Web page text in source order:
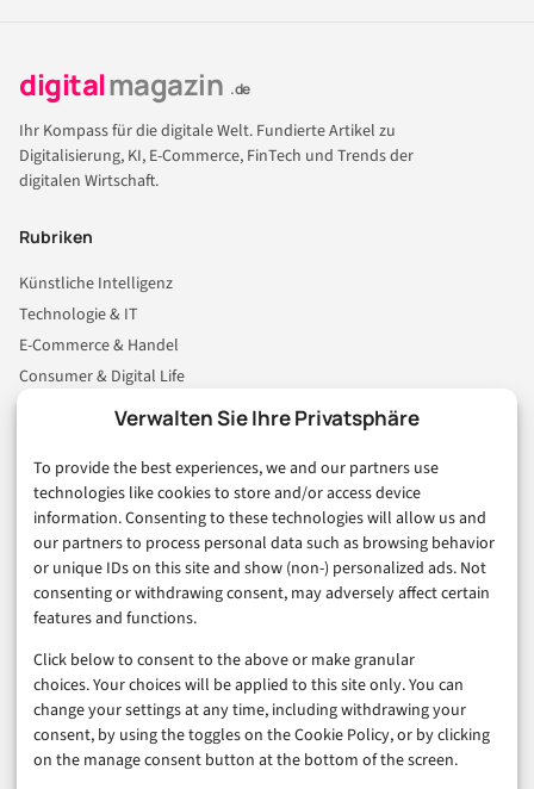
Verwalten Sie Ihre Privatsphäre
To provide the best experiences, we and our partners use
technologies like cookies to store and/or access device
information. Consenting to these technologies will allow us and
our partners to process personal data such as browsing behavior
or unique IDs on this site and show (non-) personalized ads. Not
consenting or withdrawing consent, may adversely affect certain
features and functions.
Click below to consent to the above or make granular
choices. Your choices will be applied to this site only. You can
change your settings at any time, including withdrawing your
consent, by using the toggles on the Cookie Policy, or by clicking
on the manage consent button at the bottom of the screen.
digitalmagazin .de
Ihr Kompass für die digitale Welt. Fundierte Artikel zu
Digitalisierung, KI, E-Commerce, FinTech und Trends der
digitalen Wirtschaft.
Rubriken
Künstliche Intelligenz
Technologie & IT
E-Commerce & Handel
Consumer & Digital Life
Business & Karriere
Sicherheit & Recht
Digitalisierung
Marketing
Magazin
Unsere Redaktion
Werbeformate & Media Kit
Rechtliches